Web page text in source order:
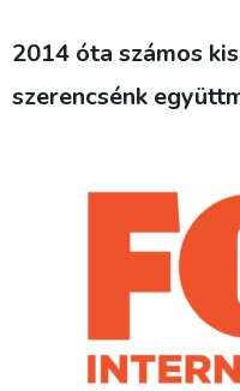
2014 óta számos
szerencsénk